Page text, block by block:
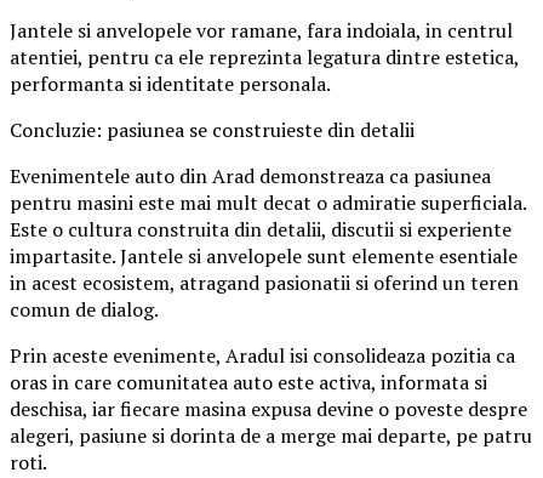
Jantele si anvelopele vor ramane, fara indoiala, in centrul
atentiei, pentru ca ele reprezinta legatura dintre estetica,
performanta si identitate personala.
Concluzie: pasiunea se construieste din detalii
Evenimentele auto din Arad demonstreaza ca pasiunea
pentru masini este mai mult decat o admiratie superficiala.
Este o cultura construita din detalii, discutii si experiente
impartasite. Jantele si anvelopele sunt elemente esentiale
in acest ecosistem, atragand pasionatii si oferind un teren
comun de dialog.
Prin aceste evenimente, Aradul isi consolideaza pozitia ca
oras in care comunitatea auto este activa, informata si
deschisa, iar fiecare masina expusa devine o poveste despre
alegeri, pasiune si dorinta de a merge mai departe, pe patru
roti.